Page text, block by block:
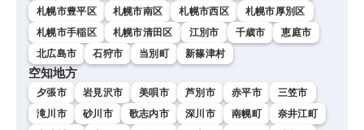
札幌市豊平区
札幌市南区 札幌市西区
札幌市厚別区
札幌市手稲区
札幌市清田区 江別市 千歳市
恵庭市
北広島市
石狩市 当別町 新篠津村
空知地方
夕張市 岩見沢市 美唄市 芦別市 赤平市
三笠市
滝川市
砂川市 歌志内市 深川市 南幌町
奈井江町